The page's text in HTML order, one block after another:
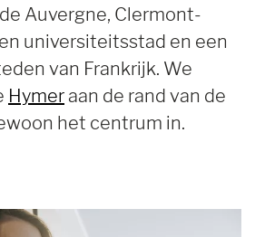
Auvergne, Clermont-
universiteitsstad en een
van Frankrijk. We
Hymer aan de rand van de
het centrum in.